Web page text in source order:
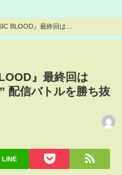
た8人登場
』最終回は
配信バトルを勝ち抜
LINE